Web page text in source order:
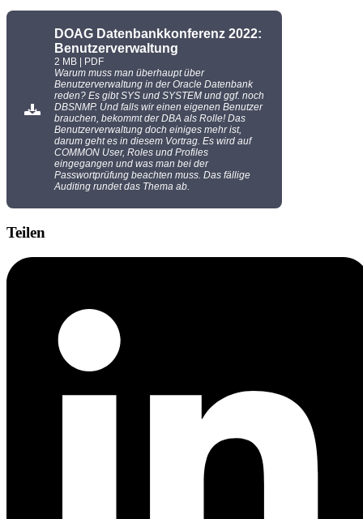
DOAG Datenbankkonferenz 2022:
Benutzerverwaltung
2 MB | PDF
Warum muss man überhaupt über
Benutzerverwaltung in der Oracle Datenbank
reden? Es gibt SYS und SYSTEM und ggf. noch
DBSNMP. Und falls wir einen eigenen Benutzer
brauchen, bekommt der DBA als Rolle! Das
Benutzerverwaltung doch einiges mehr ist,
darum geht es in diesem Vortrag. Es wird auf
COMMON User, Roles und Profiles
eingegangen und was man bei der
Passwortprüfung beachten muss. Das fällige
Auditing rundet das Thema ab.
Teilen